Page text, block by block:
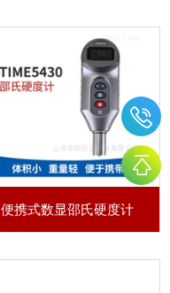
便携式数显邵氏硬度计